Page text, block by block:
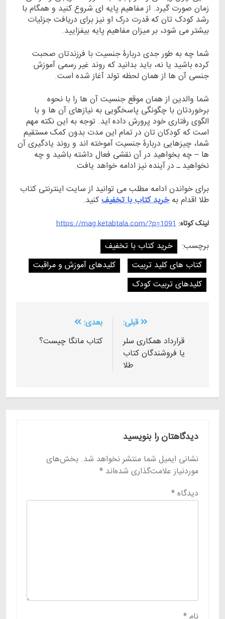
زمان صورت گیرد. از مفاهیم پایه ای شروع کنید و همگام با
رشد کودک تان که قدرت درک او نیز برای دریافت جزئیات
بیشتر می شود، بر میزان مفاهیم پایه بیفزایید.
شما چه به طور جدی دربارۀ جنسیت با فرزندتان صحبت
کرده باشید یا نه، باید بدانید که روند غیر رسمی آموزش
جنسی آن ها از همان لحظه تولد آغاز شده است.
شما والدین از همان موقع جنسیت آن ها را با نحوه
برخوردتان با چگونگی پاسخگویی به نیازهای آن ها و با
الگوی رفتاری خود پرورش داده اید. توجه به این نکته مهم
است که کودکان تان در تمام این مدت بدون کمک مستقیم
شما، چیزهایی دربارۀ جنسیت آموخته اند و روند یادگیری آن
ها – چه بخواهید در آن نقشی فعال داشته باشید و چه
نخواهید ـ در آینده نیز ادامه خواهد یافت.
برای خواندن ادامه مطلب می توانید از سایت اینترنتی کتاب
طلا اقدام بهخرید کتاب با تخفیفکنید.
لینک کوتاه: https://mag.ketabtala.com/?p=1091
برچسب:
خرید کتاب با تخفیف
کتاب های کلید تربیت
کلیدهای آموزش و مراقبت
کلیدهای تربیت کودک
نوشته
قبلی:
قرارداد همکاری سلر
یا فروشندگان کتاب
طلا
بعدی:
کتاب مانگا چیست؟
دیدگاهتان را بنویسید
نشانی ایمیل شما منتشر نخواهد شد. بخش‌های
موردنیاز علامت‌گذاری شده‌اند *
دیدگاه*